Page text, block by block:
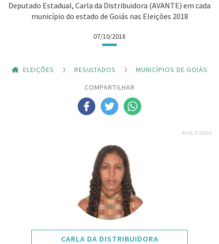
Deputado Estadual, Carla da Distribuidora (AVANTE) em cada
município do estado de Goiás nas Eleições 2018
07/10/2018
ELEIÇÕES RESULTADOS
MUNICÍPIOS DE GOIÁS
COMPARTILHAR
PUBLICIDADE
CARLA DA DISTRIBUIDORA